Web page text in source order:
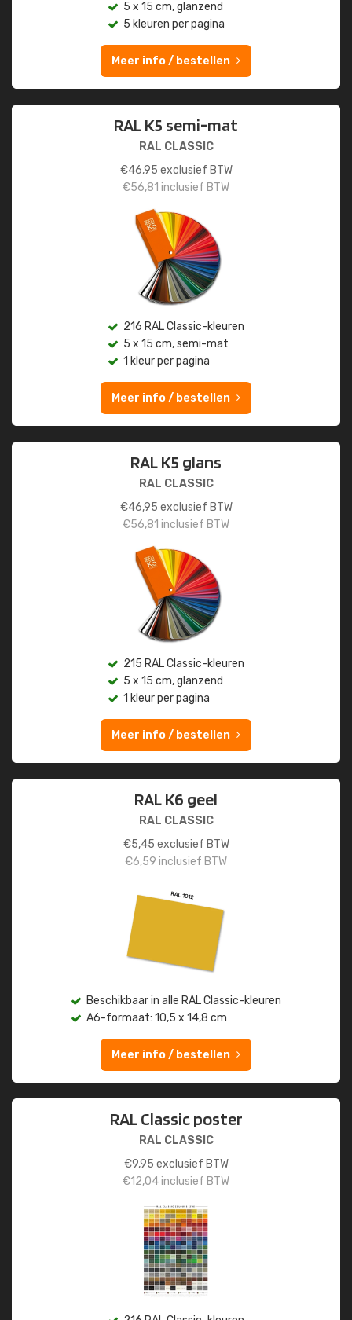
5 x 15 cm, glanzend
5 kleuren per pagina
Meer info / bestellen
RAL K5 semi-mat
RAL CLASSIC
€46,95 exclusief BTW
€56,81 inclusief BTW
216 RAL Classic-kleuren
5 x 15 cm, semi-mat
1 kleur per pagina
Meer info / bestellen
RAL K5 glans
RAL CLASSIC
€46,95 exclusief BTW
€56,81 inclusief BTW
215 RAL Classic-kleuren
5 x 15 cm, glanzend
1 kleur per pagina
Meer info / bestellen
RAL K6 geel
RAL CLASSIC
€5,45 exclusief BTW
€6,59 inclusief BTW
Beschikbaar in alle RAL Classic-kleuren
A6-formaat: 10,5 x 14,8 cm
Meer info / bestellen
RAL Classic poster
RAL CLASSIC
€9,95 exclusief BTW
€12,04inclusief BTW